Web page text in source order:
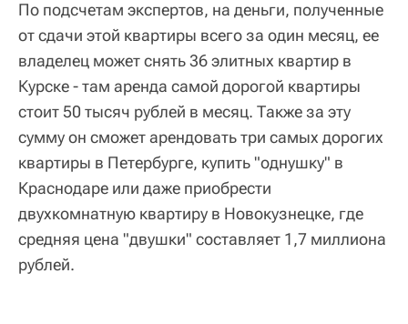
По подсчетам экспертов, на деньги, полученные
от сдачи этой квартиры всего за один месяц, ее
владелец может снять 36 элитных квартир в
Курске - там аренда самой дорогой квартиры
стоит 50 тысяч рублей в месяц. Также за эту
сумму он сможет арендовать три самых дорогих
квартиры в Петербурге, купить "однушку" в
Краснодаре или даже приобрести
двухкомнатную квартиру в Новокузнецке, где
средняя цена "двушки" составляет 1,7 миллиона
рублей.